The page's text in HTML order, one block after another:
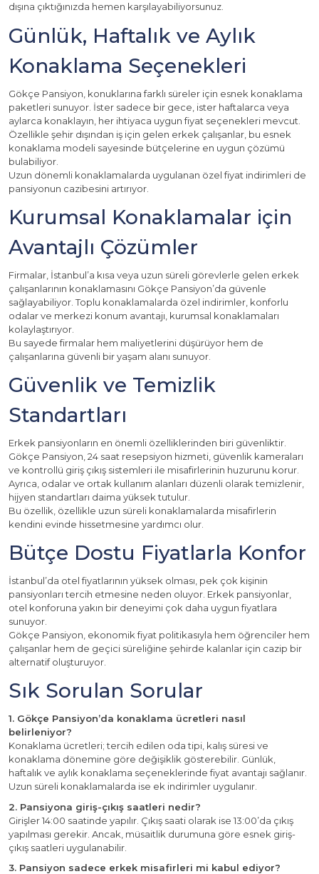
dışına çıktığınızda hemen karşılayabiliyorsunuz.
Günlük, Haftalık ve Aylık
Konaklama Seçenekleri
Gökçe Pansiyon, konuklarına farklı süreler için esnek konaklama
paketleri sunuyor. İster sadece bir gece, ister haftalarca veya
aylarca konaklayın, her ihtiyaca uygun fiyat seçenekleri mevcut.
Özellikle şehir dışından iş için gelen erkek çalışanlar, bu esnek
konaklama modeli sayesinde bütçelerine en uygun çözümü
bulabiliyor.
Uzun dönemli konaklamalarda uygulanan özel fiyat indirimleri de
pansiyonun cazibesini artırıyor.
Kurumsal Konaklamalar için
Avantajlı Çözümler
Firmalar, İstanbul’a kısa veya uzun süreli görevlerle gelen erkek
çalışanlarının konaklamasını Gökçe Pansiyon’da güvenle
sağlayabiliyor. Toplu konaklamalarda özel indirimler, konforlu
odalar ve merkezi konum avantajı, kurumsal konaklamaları
kolaylaştırıyor.
Bu sayede firmalar hem maliyetlerini düşürüyor hem de
çalışanlarına güvenli bir yaşam alanı sunuyor.
Güvenlik ve Temizlik
Standartları
Erkek pansiyonların en önemli özelliklerinden biri güvenliktir.
Gökçe Pansiyon, 24 saat resepsiyon hizmeti, güvenlik kameraları
ve kontrollü giriş çıkış sistemleri ile misafirlerinin huzurunu korur.
Ayrıca, odalar ve ortak kullanım alanları düzenli olarak temizlenir,
hijyen standartları daima yüksek tutulur.
Bu özellik, özellikle uzun süreli konaklamalarda misafirlerin
kendini evinde hissetmesine yardımcı olur.
Bütçe Dostu Fiyatlarla Konfor
İstanbul’da otel fiyatlarının yüksek olması, pek çok kişinin
pansiyonları tercih etmesine neden oluyor. Erkek pansiyonlar,
otel konforuna yakın bir deneyimi çok daha uygun fiyatlara
sunuyor.
Gökçe Pansiyon, ekonomik fiyat politikasıyla hem öğrenciler hem
çalışanlar hem de geçici süreliğine şehirde kalanlar için cazip bir
alternatif oluşturuyor.
Sık Sorulan Sorular
1. Gökçe Pansiyon’da konaklama ücretleri nasıl
belirleniyor?
Konaklama ücretleri; tercih edilen oda tipi, kalış süresi ve
konaklama dönemine göre değişiklik gösterebilir. Günlük,
haftalık ve aylık konaklama seçeneklerinde fiyat avantajı sağlanır.
Uzun süreli konaklamalarda ise ek indirimler uygulanır.
2. Pansiyona giriş-çıkış saatleri nedir?
Girişler 14:00 saatinde yapılır. Çıkış saati olarak ise 13:00’da çıkış
yapılması gerekir. Ancak, müsaitlik durumuna göre esnek giriş-
çıkış saatleri uygulanabilir.
3. Pansiyon sadece erkek misafirleri mi kabul ediyor?